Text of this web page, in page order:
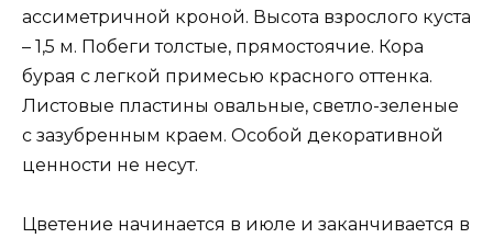
ассиметричной кроной. Высота взрослого куста
– 1,5 м. Побеги толстые, прямостоячие. Кора
бурая с легкой примесью красного оттенка.
Листовые пластины овальные, светло-зеленые
с зазубренным краем. Особой декоративной
ценности не несут.
Цветение начинается в июле и заканчивается в